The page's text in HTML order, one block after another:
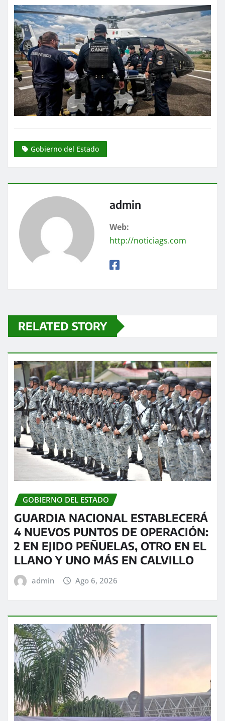
Gobierno del Estado
admin
Web:
http://noticiags.com
RELATED STORY
GOBIERNO DEL ESTADO
GUARDIA NACIONAL ESTABLECERÁ
4 NUEVOS PUNTOS DE OPERACIÓN:
2 EN EJIDO PEÑUELAS, OTRO EN EL
LLANO Y UNO MÁS EN CALVILLO
admin Ago 6, 2026